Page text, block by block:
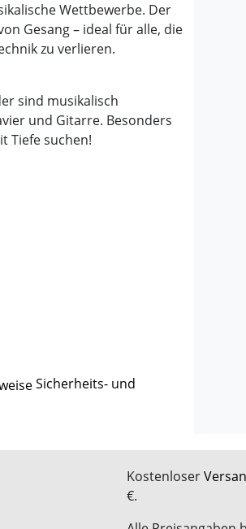
Wettbewerbe. Der
Gesang – ideal für alle, die
zu verlieren.
sind musikalisch
und Gitarre. Besonders
Tiefe suchen!
Sicherheits- und
Kostenloser
€.